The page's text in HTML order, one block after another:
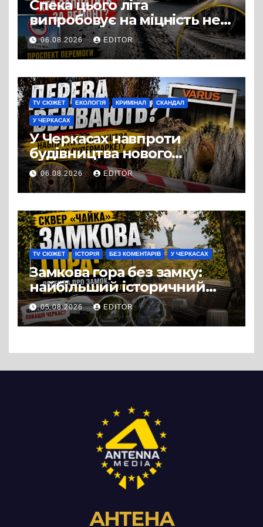
Спека цього літа
випробовує на міцність не
лише людей, а й дороги
Черкас
06.08.2026 EDITOR
TV СЮЖЕТ ЕКОЛОГІЯ КРИМІНАЛ СКАНДАЛ
У ЧЕРКАСАХ
У Черкасах навпроти
будівництва нового
супермаркету VARUS на
проспекті Перемоги всохли
дерева. І це навряд чи
можна назвати
випадковістю
06.08.2026 EDITOR
TV СЮЖЕТ ІСТОРІЯ БЕЗ КОМЕНТАРІВ У ЧЕРКАСАХ
Замкова гора без замку:
найбільший історичний
міф Черкас
05.08.2026 EDITOR
АНТЕНА